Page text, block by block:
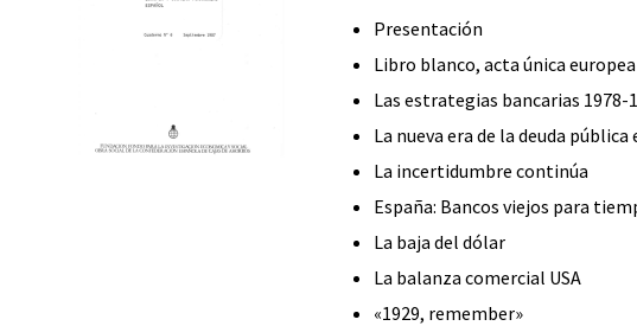
Presentación
Libro blanco, acta única
Las estrategias bancarias
La nueva era de la deuda pública
La incertidumbre continúa
España: Bancos viejos para
La baja del dólar
La balanza comercial USA
«1929, remember»